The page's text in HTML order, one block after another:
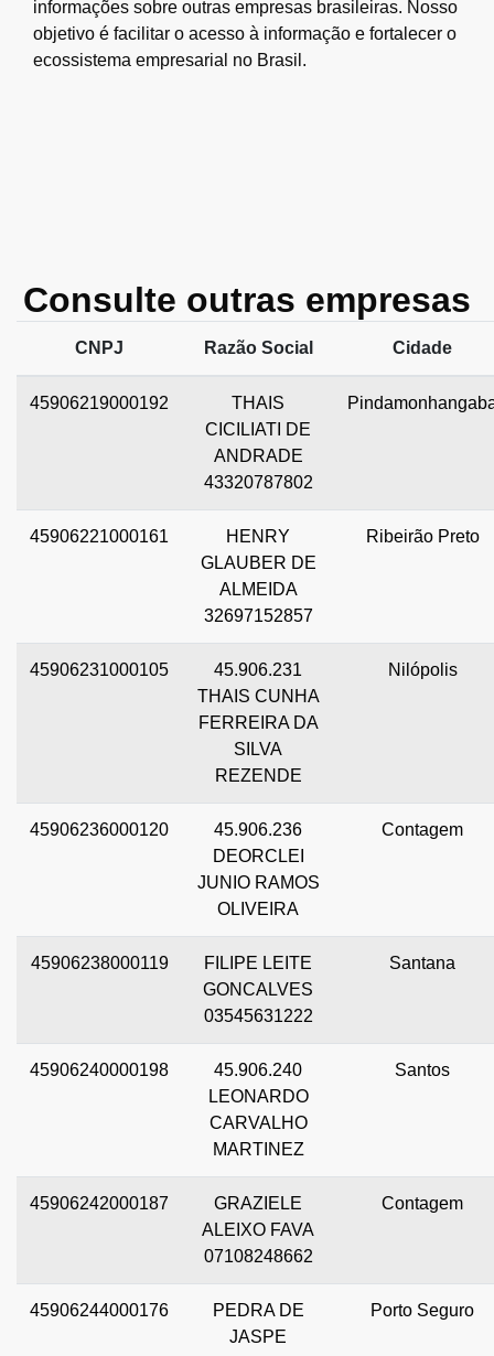
informações sobre outras empresas brasileiras. Nosso
objetivo é facilitar o acesso à informação e fortalecer o
ecossistema empresarial no Brasil.
Consulte outras empresas
CNPJ Razão Social Cidade
45906219000192
THAIS
CICILIATI DE
ANDRADE
43320787802
45906221000161
HENRY
GLAUBER DE
ALMEIDA
32697152857
Ribeirão Preto
45906231000105
45.906.231
THAIS CUNHA
FERREIRA DA
SILVA
REZENDE
Nilópolis
45906236000120
45.906.236
DEORCLEI
JUNIO RAMOS
OLIVEIRA
Contagem
45906238000119
FILIPE LEITE
GONCALVES
03545631222
Santana
45906240000198
45.906.240
LEONARDO
CARVALHO
MARTINEZ
Santos
45906242000187
GRAZIELE
ALEIXO FAVA
07108248662
Contagem
45906244000176
PEDRA DE
JASPE
Porto Seguro